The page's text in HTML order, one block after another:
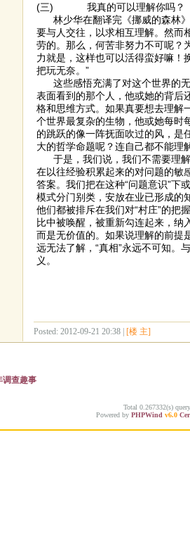
(三) 我真的可以理解你吗？
林少华在翻译完《挪威的森林》
要与人交往，以求相互理解。然而
劳的。那么，何苦非努力不可呢？
力就是，这样也可以活得蛮好嘛！
把玩无奈。”
这些感悟充满了对这个世界的无
表面看到的那个人，他或她的背后
格和思维方式。如果真要想去理解
个世界最复杂的生物，他或她每时
的跳跃的像一阵抚面吹过的风，是
大的哲学命题呢？连自己都不能理
于是，我们说，我们不需要理解
在以往经验积累起来的对问题的敏
答案。我们把在这种“问题意识”下
模式分门别类，安放在业已形成的
他们都被排斥在我们对“村庄”的把
比中被唤醒，被重新勾连起来，纳
而是无价值的。如果说理解的前提
远无法了解，“真相”永远不可知。
义。
Posted: 2012-09-21 20:38 | [楼 主]
调查趣事
Total 0.267332(s)
Powered by PHPWind v6.0